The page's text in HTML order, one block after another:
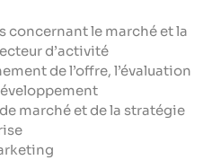
concernant le marché et la
d’activité
de l’offre, l’évaluation
marché et de la stratégie